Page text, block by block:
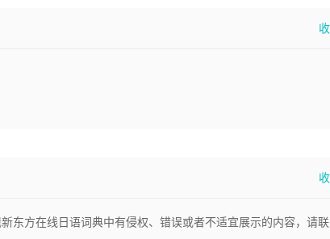
东方在线日语词典中有侵权、错误或者不适宜展示的内容，请联